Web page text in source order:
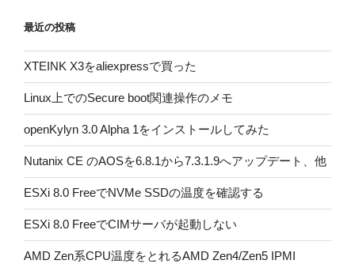
最近の投稿
XTEINK X3をaliexpressで買った
Linux上でのSecure boot関連操作のメモ
openKylyn 3.0 Alpha 1をインストールしてみた
Nutanix CE のAOSを6.8.1から7.3.1.9へアップデート、他
ESXi 8.0 FreeでNVMe SSDの温度を確認する
ESXi 8.0 FreeでCIMサーバが起動しない
AMD Zen系CPU温度をとれるAMD Zen4/Zen5 IPMI